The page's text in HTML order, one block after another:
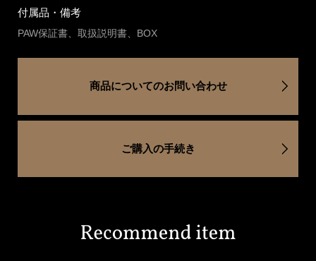
付属品・備考
PAW保証書、取扱説明書、BOX
商品についてのお問い合わせ
ご購入の手続き